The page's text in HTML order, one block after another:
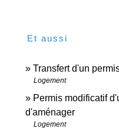
Et aussi
Transfert d'un
Logement
Permis modificatif
d'aménager
Logement